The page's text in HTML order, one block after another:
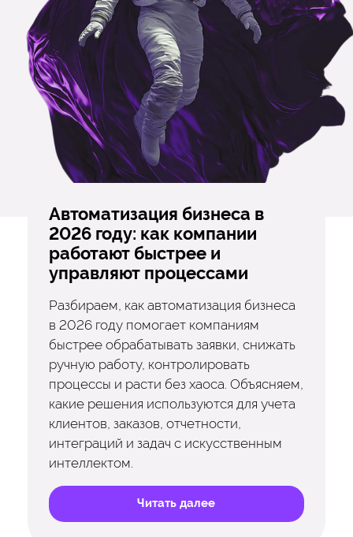
Автоматизация бизнеса в
2026 году: как компании
работают быстрее и
управляют процессами
Разбираем, как автоматизация бизнеса
в 2026 году помогает компаниям
быстрее обрабатывать заявки, снижать
ручную работу, контролировать
процессы и расти без хаоса. Объясняем,
какие решения используются для учета
клиентов, заказов, отчетности,
интеграций и задач с искусственным
интеллектом.
Читать далее